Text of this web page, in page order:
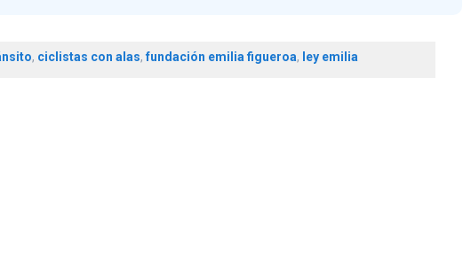
, ciclistas con alas,fundación emilia figueroa, ley emilia